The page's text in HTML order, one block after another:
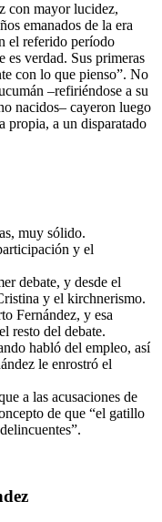
con mayor lucidez,
emanados de la era
el referido período
es verdad. Sus primeras
con lo que pienso”. No
–refiriéndose a su
nacidos– cayeron luego
propia, a un disparatado
muy sólido.
y el
debate, y desde el
y el kirchnerismo.
Fernández, y esa
resto del debate.
habló del empleo, así
le enrostró el
a las acusaciones de
de que “el gatillo